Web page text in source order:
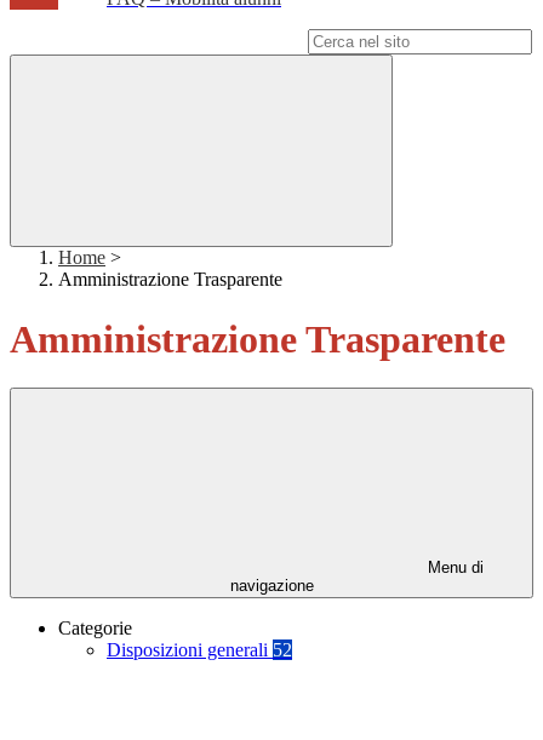
Home >
Amministrazione Trasparente
Amministrazione Trasparente
Menu di
navigazione
Categorie
Disposizioni generali 52